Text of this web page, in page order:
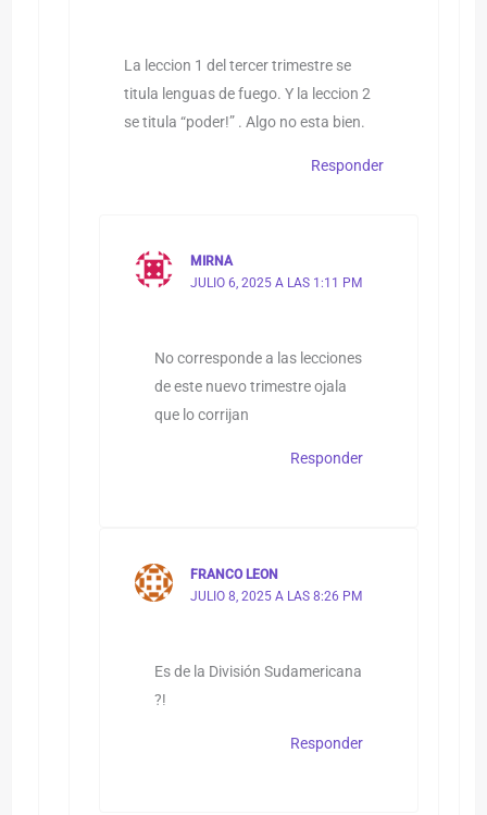
La leccion 1 del tercer trimestre se
titula lenguas de fuego. Y la leccion 2
se titula “poder!” . Algo no esta bien.
Responder
MIRNA
JULIO 6, 2025 A LAS 1:11 PM
No corresponde a las lecciones
de este nuevo trimestre ojala
que lo corrijan
Responder
FRANCO LEON
JULIO 8, 2025 A LAS 8:26 PM
Es de la División Sudamericana
?!
Responder